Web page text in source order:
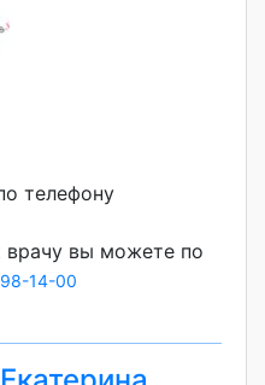
телефону
врачу вы можете по
14-00